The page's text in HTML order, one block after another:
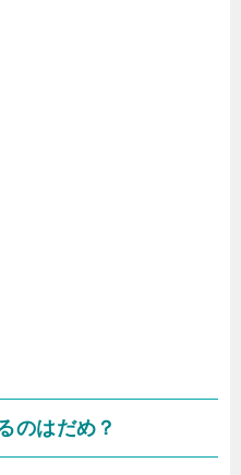
のはだめ？